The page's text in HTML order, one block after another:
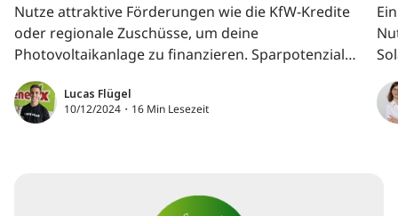
Nutze attraktive Förderungen wie die KfW-Kredite
oder regionale Zuschüsse, um deine
Photovoltaikanlage zu finanzieren. Sparpotenziale
durch Steuerbefreiung und Einspeisevergütung
machen Solarenergie noch rentabler. Entdecke, wie
du mit einer PV-Anlage Kosten senkst, unabhängig
Lucas Flügel
10/12/2024・16 Min Lesezeit